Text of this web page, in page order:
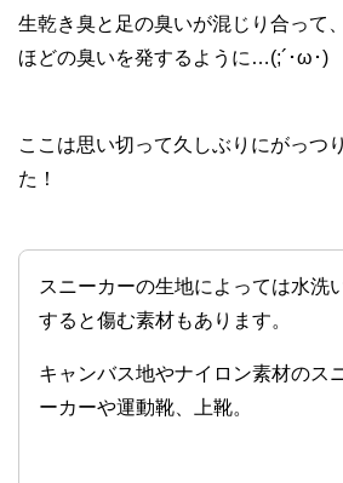
生乾き臭と足の臭いが混じり合って
ほどの臭いを発するように…(;´･ω･)
ここは思い切って久しぶりにがっつ
た！
スニーカーの生地によっては水洗
すると傷む素材もあります。
キャンバス地やナイロン素材のス
ーカーや運動靴、上靴。